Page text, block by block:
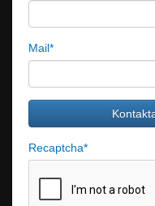
Mail*
Recaptcha*